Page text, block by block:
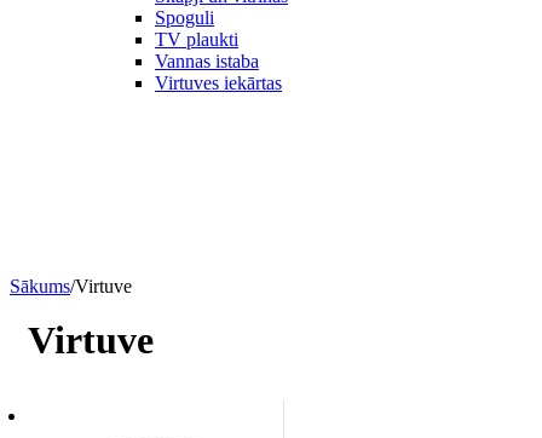
Spoguli
TV plaukti
Vannas istaba
Virtuves iekārtas
Sākums/Virtuve
Virtuve